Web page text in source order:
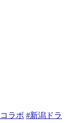
ラボ #新潟ドラ